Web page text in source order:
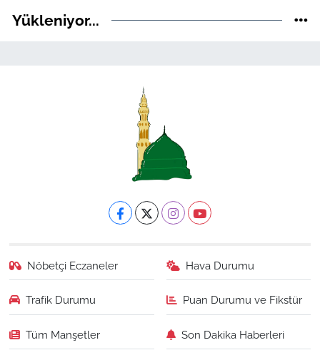
Yükleniyor...
Nöbetçi Eczaneler Hava Durumu
Trafik Durumu Puan Durumu ve Fikstür
Tüm Manşetler Son Dakika Haberleri